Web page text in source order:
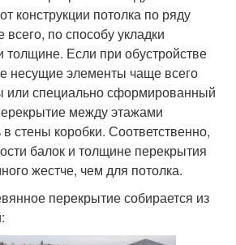
конструкции потолка по ряду
по способу укладки
толщине. Если при обустройстве
несущие элементы чаще всего
или специально сформированный
между этажами
стены коробки. Соответственно,
балок и толщине перекрытия
жестче, чем для потолка.
перекрытие собирается из